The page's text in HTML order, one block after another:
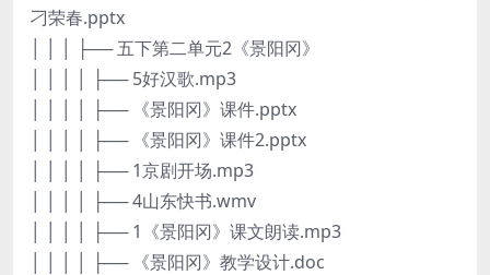
刁荣春.pptx
│ │ │ ├── 五下第二单元2《景阳冈》
│ │ │ │ ├── 5好汉歌.mp3
│ │ │ │ ├── 《景阳冈》课件.pptx
│ │ │ │ ├── 《景阳冈》课件2.pptx
│ │ │ │ ├── 1京剧开场.mp3
│ │ │ │ ├── 4山东快书.wmv
│ │ │ │ ├── 1《景阳冈》课文朗读.mp3
│ │ │ │ ├── 《景阳冈》教学设计.doc